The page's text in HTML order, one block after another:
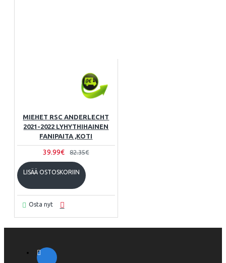
MIEHET RSC ANDERLECHT
2021-2022 LYHYTHIHAINEN
FANIPAITA ,KOTI
39.99€ 82.35€
LISÄÄ OSTOSKORIIN
Osta nyt